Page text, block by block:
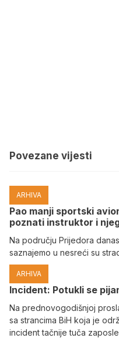
Povezane vijesti
ARHIVA
Pao manji sportski
poznati instruktor i
Na području Prijedora
saznajemo u nesreći su
ARHIVA
Incident: Potukli se
Na prednovogodišnjoj
sa strancima BiH koja je
incident tačnije tuča